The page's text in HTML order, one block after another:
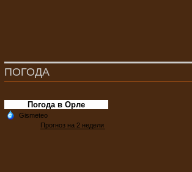
ПОГОДА
Погода в Орле